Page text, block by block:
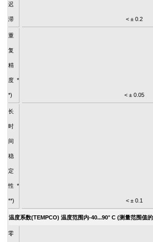
迟
滞 < ± 0.2
重
复
精
度 *
*) < ± 0.05
长
时
间
稳
定
性 *
**) < ± 0.1
温度系数(TEMPCO) 温度范围内-40...90° C (测量范围值
零